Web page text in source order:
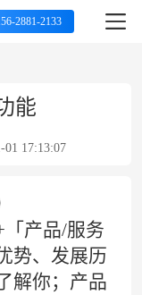
2881-2133
能
01 17:13:07
产品/服务
势、发展历
解你；产品